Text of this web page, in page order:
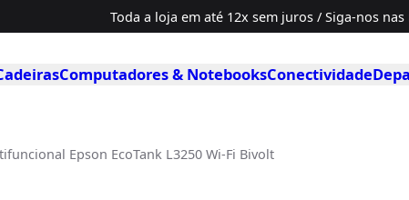
Toda a loja em até 12x sem juros / Siga-nosnas
Computadores & NotebooksConectividade
Epson EcoTank L3250 Wi-Fi Bivolt